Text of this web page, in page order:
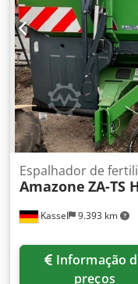
Kassel 9.393 km
Espalhador de
Amazone ZA-TS
preços